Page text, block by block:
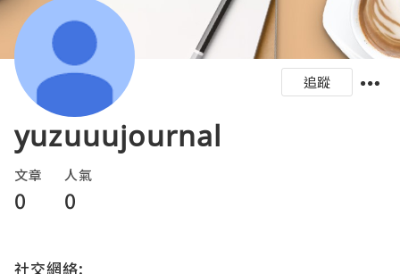
追蹤
yuzuuujournal
文章
0
人氣
0
社交網絡: